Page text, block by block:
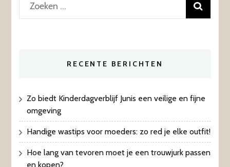
Zoeken
naar:
RECENTE BERICHTEN
Zo biedt Kinderdagverblijf Junis een veilige en fijne
omgeving
Handige wastips voor moeders: zo red je elke outfit!
Hoe lang van tevoren moet je een trouwjurk passen
en kopen?